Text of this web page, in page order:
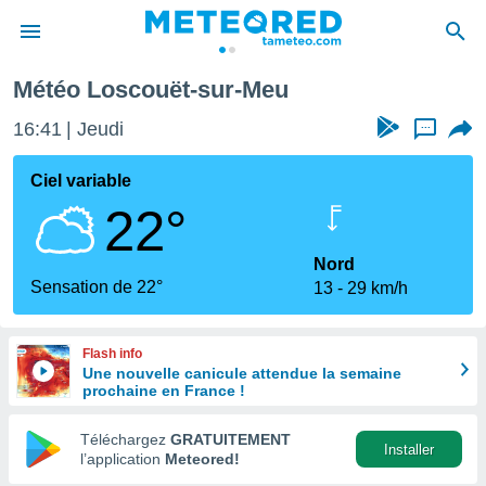
de
en
Météo Loscouët-sur-Meu
16:41 Jeudi ...
Ciel variable
22°
Sensation de 22°
Nord
13
29 km/h
Flash info
Une nouvelle canicule attendue la semaine
prochaine en France !
Téléchargez GRATUITEMENT
l’application Meteored!
Installer